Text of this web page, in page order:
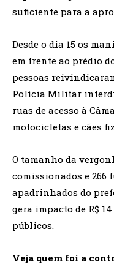
suficiente para a
Desde o dia 15 os
em frente ao prédio
pessoas
Polícia Militar
ruas de acesso à
motocicletas e cães
O tamanho da
comissionados e 266
apadrinhados do
gera impacto de R$
públicos.
Veja quem foi a